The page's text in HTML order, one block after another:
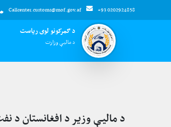
Callcenter.customs@mof.gov.af +93 0202924858
د ګمرکونو لوی ریاست
د مالیې وزارت
د مالیې وزیر د افغانستان د